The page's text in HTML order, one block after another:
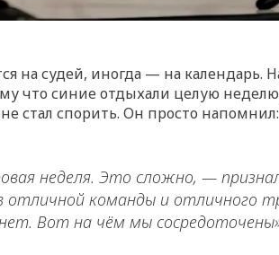
на судей, иногда — на календарь.
что синие отдыхали целую
стал спорить. Он просто
неделя. Это сложно, —
отличной команды и отличного
Вот на чём мы